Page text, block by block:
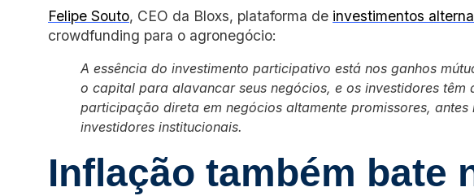
Felipe Souto, CEO da Bloxs, plataforma de investimentos
crowdfunding para o agronegócio:
A essência do investimento participativo está nos ganhos
o capital para alavancar seus negócios, e os investidores têm
participação direta em negócios altamente promissores,
investidores institucionais.
Inflação também bate